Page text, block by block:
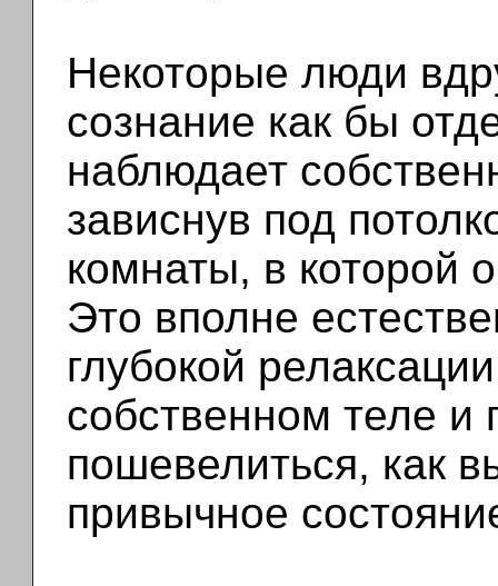
Некоторые люди
сознание как бы
наблюдает
зависнув под
комнаты, в которой
Это вполне
глубокой
собственном теле и
пошевелиться, как
привычное